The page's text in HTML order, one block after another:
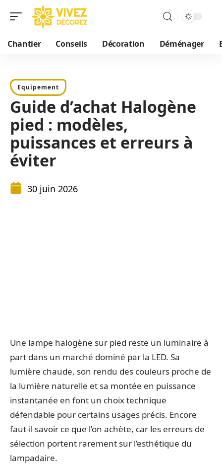
Chantier Conseils Décoration Déménager
Equipement
Guide d’achat Halogène
pied : modèles,
puissances et erreurs à
éviter
30 juin 2026
Une lampe halogène sur pied reste un luminaire à
part dans un marché dominé par la LED. Sa
lumière chaude, son rendu des couleurs proche de
la lumière naturelle et sa montée en puissance
instantanée en font un choix technique
défendable pour certains usages précis. Encore
faut-il savoir ce que l’on achète, car les erreurs de
sélection portent rarement sur l’esthétique du
lampadaire.